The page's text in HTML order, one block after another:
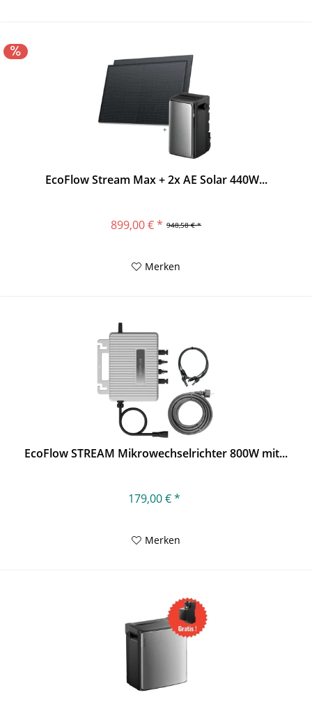
EcoFlow Stream Max + 2x AE Solar 440W...
948,58 € *
899,00 € *
Merken
EcoFlow STREAM Mikrowechselrichter 800W mit...
179,00 € *
Merken